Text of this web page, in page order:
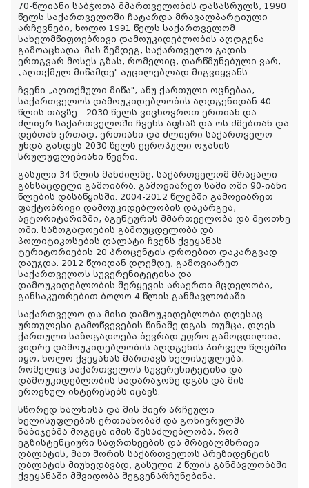
70-წლიანი საბჭოთა მმართველობის დასასრულს, 1990
წელს საქართველოში ჩატარდა მრავალპარტიული
არჩევნები, ხოლო 1991 წელს საქართველომ
სახელმწიფოებრივი დამოუკიდებლობის აღდგენა
გამოაცხადა. მას შემდეგ, საქართველო გადის
ერთგვარ მოსეს გზას, რომელიც, დარწმუნებული ვარ,
„აღთქმულ მიწამდე" აუცილებლად მიგვიყვანს.
ჩვენი „აღთქმული მიწა", ანუ ქართული ოცნებაა,
საქართველოს დამოუკიდებლობის აღდგენიდან 40
წლის თავზე - 2030 წელს ვიცხოვროთ ერთიან და
ძლიერ საქართველოში ჩვენს აფხაზ და ოს ძმებთან და
დებთან ერთად, ერთიანი და ძლიერი საქართველო
უნდა გახდეს 2030 წელს ევროპული ოჯახის
სრულუფლებიანი წევრი.
გასული 34 წლის მანძილზე, საქართველომ მრავალი
განსაცდელი გამოიარა. გამოვიარეთ სამი ომი 90-იანი
წლების დასაწყისში. 2004-2012 წლებში გამოვიარეთ
ფაქტობრივი დამოუკიდებლობის დაკარგვა,
ავტორიტარიზმი, აგენტურის მმართველობა და მეოთხე
ომი. საზოგადოების გამოუცდელობა და
პოლიტიკოსების ღალატი ჩვენს ქვეყანას
ტერიტორიების 20 პროცენტის დროებით დაკარგვად
დაუჯდა. 2012 წლიდან დღემდე, გამოვიარეთ
საქართველოს სუვერენიტეტისა და
დამოუკიდებლობის შერყევის არაერთი მცდელობა,
განსაკუთრებით ბოლო 4 წლის განმავლობაში.
საქართველო და მისი დამოუკიდებლობა დღესაც
ურთულესი გამოწვევების წინაშე დგას. თუმცა, დღეს
ქართული საზოგადოება ბევრად უფრო გამოცდილია,
ვიდრე დამოუკიდებლობის აღდგენის პირველ წლებში
იყო, ხოლო ქვეყანას მართავს ხელისუფლება,
რომელიც საქართველოს სუვერენიტეტისა და
დამოუკიდებლობის სადარაჯოზე დგას და მის
ეროვნულ ინტერესებს იცავს.
სწორედ ხალხისა და მის მიერ არჩეული
ხელისუფლების ერთიანობამ და გონივრულმა
ნაბიჯებმა მოგვცა იმის შესაძლებლობა, რომ
ეგზისტენციური საფრთხეების და მრავალმხრივი
ღალატის, მათ შორის საქართველოს პრეზიდენტის
ღალატის მიუხედავად, გასული 2 წლის განმავლობაში
ქვეყანაში მშვიდობა შეგვენარჩუნებინა.